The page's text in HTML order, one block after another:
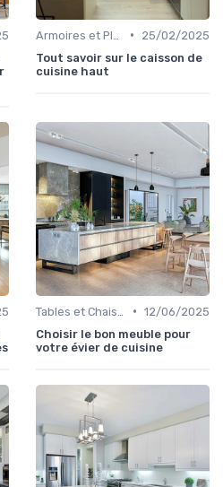
•
25/02/2025
Tout savoir sur le caisson de
cuisine haut
• 12/06/2025
Choisir le bon meuble pour
votre évier de cuisine